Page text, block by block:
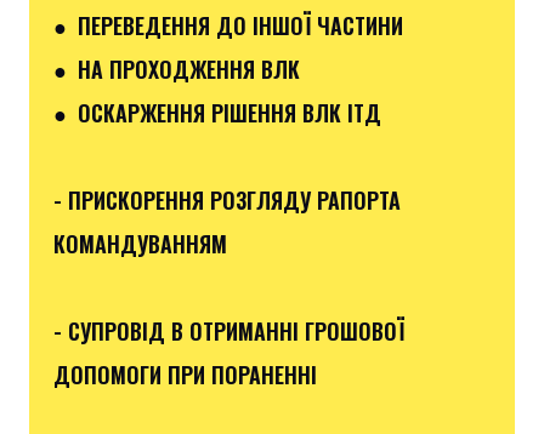
● ПЕРЕВЕДЕННЯ ДО ІНШОЇ ЧАСТИНИ
● НА ПРОХОДЖЕННЯ ВЛК
● ОСКАРЖЕННЯ РІШЕННЯ ВЛК ІТД
- ПРИСКОРЕННЯ РОЗГЛЯДУ РАПОРТА
КОМАНДУВАННЯМ
- СУПРОВІД В ОТРИМАННІ ГРОШОВОЇ
ДОПОМОГИ ПРИ ПОРАНЕННІ